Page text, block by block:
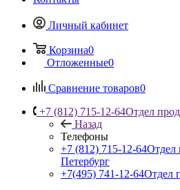
Личный кабинет
Корзина0
Отложенные0
Сравнение товаров0
+7 (812) 715-12-64Отдел
Назад
Телефоны
+7 (812) 715-12-64Отдел
Петербург
+7(495) 741-12-64Отдел